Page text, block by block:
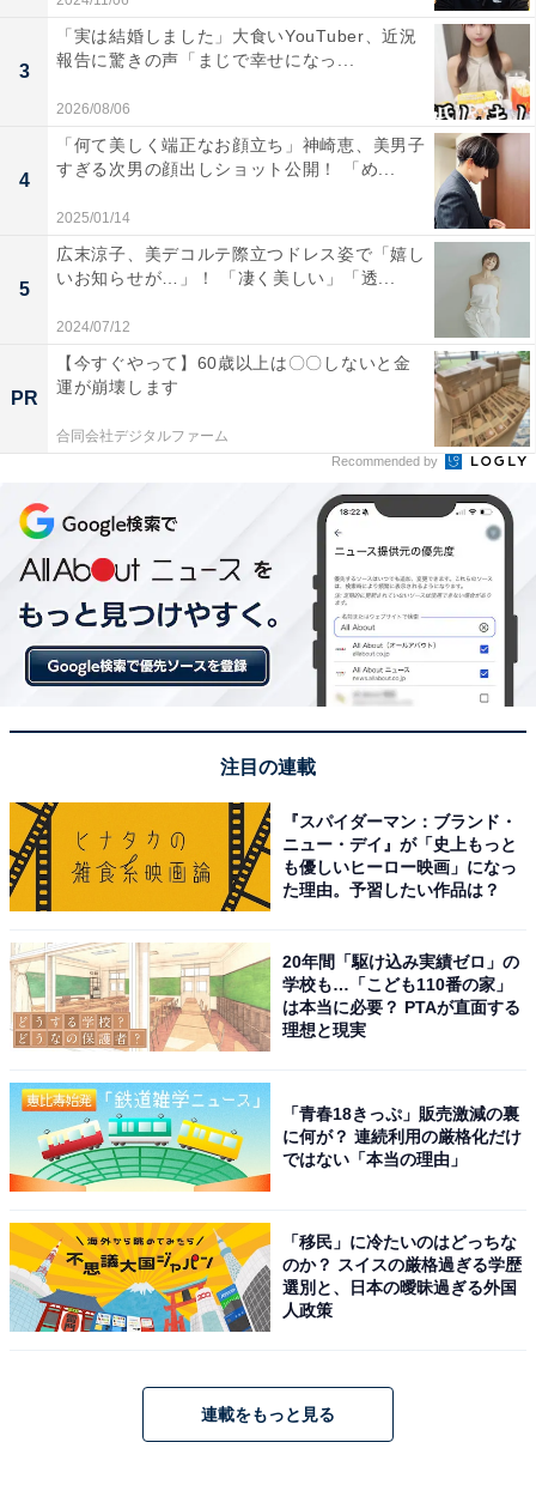
3
「実は結婚しました」大食いYouTuber、近況
報告に驚きの声「まじで幸せになっ...
2026/08/06
4
「何て美しく端正なお顔立ち」神崎恵、美男子
すぎる次男の顔出しショット公開！ 「め...
2025/01/14
5
広末涼子、美デコルテ際立つドレス姿で「嬉し
いお知らせが…」！ 「凄く美しい」「透...
2024/07/12
PR
【今すぐやって】60歳以上は〇〇しないと金
運が崩壊します
合同会社デジタルファーム
Recommended by
注目の連載
『スパイダーマン：ブランド・
ニュー・デイ』が「史上もっと
も優しいヒーロー映画」になっ
た理由。予習したい作品は？
20年間「駆け込み実績ゼロ」の
学校も…「こども110番の家」
は本当に必要？ PTAが直面する
理想と現実
「青春18きっぷ」販売激減の裏
に何が？ 連続利用の厳格化だけ
ではない「本当の理由」
「移民」に冷たいのはどっちな
のか？ スイスの厳格過ぎる学歴
選別と、日本の曖昧過ぎる外国
人政策
連載をもっと見る